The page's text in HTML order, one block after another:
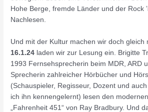
Hohe Berge, fremde Länder und der Rock
Nachlesen.
Und mit der Kultur machen wir doch
16.1.24 laden wir zur Lesung ein. Brigitte
1993 Fernsehsprecherin beim MDR, ARD
Sprecherin zahlreicher Hörbücher und
(Schauspieler, Regisseur, Dozent und
ich ihn kennengelernt) lesen den
„Fahrenheit 451“ von Ray Bradbury. Und